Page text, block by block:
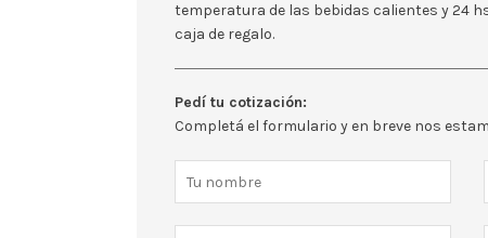
temperatura de las bebidas calientes y 24
caja de regalo.
Pedí tu cotización:
Completá el formulario y en breve nos